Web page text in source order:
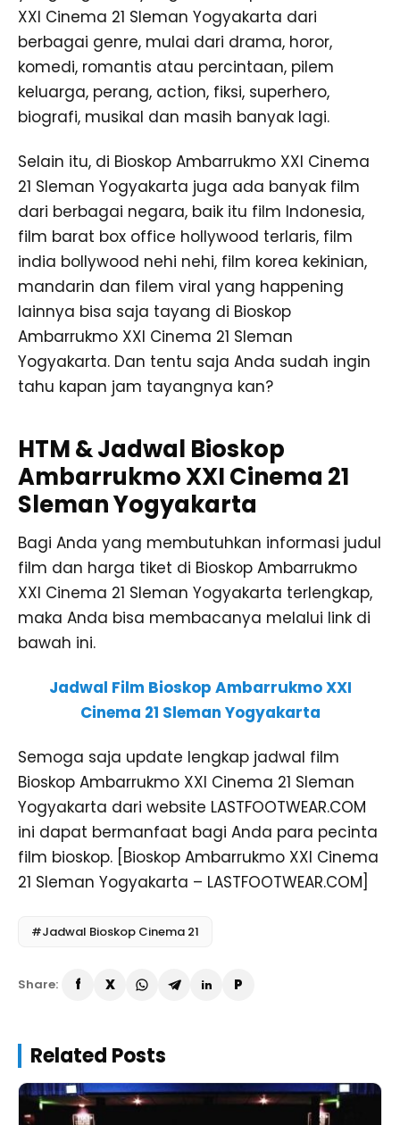
XXI Cinema 21 Sleman Yogyakarta dari
berbagai genre, mulai dari drama, horor,
komedi, romantis atau percintaan, pilem
keluarga, perang, action, fiksi, superhero,
biografi, musikal dan masih banyak lagi.
Selain itu, di Bioskop Ambarrukmo XXI Cinema
21 Sleman Yogyakarta juga ada banyak film
dari berbagai negara, baik itu film Indonesia,
film barat box office hollywood terlaris, film
india bollywood nehi nehi, film korea kekinian,
mandarin dan filem viral yang happening
lainnya bisa saja tayang di Bioskop
Ambarrukmo XXI Cinema 21 Sleman
Yogyakarta. Dan tentu saja Anda sudah ingin
tahu kapan jam tayangnya kan?
HTM & Jadwal Bioskop
Ambarrukmo XXI Cinema 21
Sleman Yogyakarta
Bagi Anda yang membutuhkan informasi judul
film dan harga tiket di Bioskop Ambarrukmo
XXI Cinema 21 Sleman Yogyakarta terlengkap,
maka Anda bisa membacanya melalui link di
bawah ini.
Jadwal Film Bioskop Ambarrukmo XXI
Cinema 21 Sleman Yogyakarta
Semoga saja update lengkap jadwal film
Bioskop Ambarrukmo XXI Cinema 21 Sleman
Yogyakarta dari website LASTFOOTWEAR.COM
ini dapat bermanfaat bagi Anda para pecinta
film bioskop. [Bioskop Ambarrukmo XXI Cinema
21 Sleman Yogyakarta – LASTFOOTWEAR.COM]
#Jadwal Bioskop Cinema 21
Share:
Related Posts